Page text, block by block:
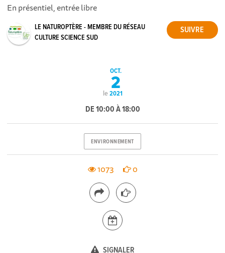
En présentiel, entrée libre
LE NATUROPTÈRE - MEMBRE DU RÉSEAU
CULTURE SCIENCE SUD
le
OCT.
2
2021
DE 10:00 À 18:00
ENVIRONNEMENT
1073 0
SIGNALER